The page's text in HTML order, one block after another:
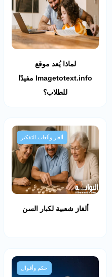
لماذا يُعد موقع
Imagetotext.info مفيدًا
للطلاب؟
ألغاز وألعاب التفكير
ألغاز شعبية لكبار السن
حكم وأقوال